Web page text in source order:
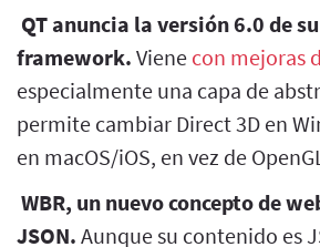
QT anuncia la versión 6.0 de su
framework. Viene con mejoras
especialmente una capa de
permite cambiar Direct 3D en
en macOS/iOS, en vez de
WBR, un nuevo concepto de
JSON. Aunque su contenido es